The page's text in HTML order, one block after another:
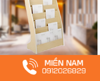
để tạp chí